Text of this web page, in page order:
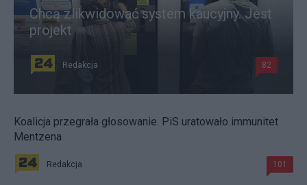
Chcą zlikwidować system kaucyjny. Jest
projekt
Redakcja 82
Koalicja przegrała głosowanie. PiS uratowało immunitet
Mentzena
Redakcja 101